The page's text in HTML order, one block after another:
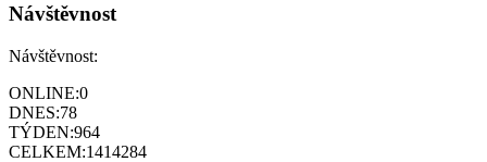
Návštěvnost
Návštěvnost:
ONLINE:0
DNES:78
TÝDEN:964
CELKEM:1414284